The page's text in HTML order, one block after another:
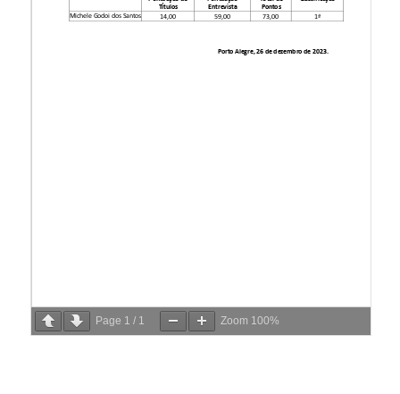
Page 1 / 1 Zoom 100%